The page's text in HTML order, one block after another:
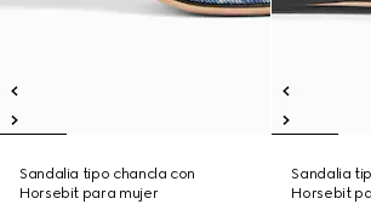
Sandalia tipo chancla con
Horsebit para mujer
Sandalia
Horsebit